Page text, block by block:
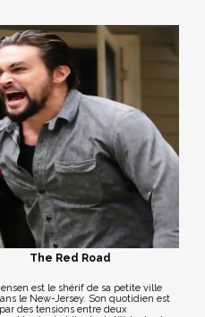
The Red Road
est le shérif de sa petite ville
le New-Jersey. Son quotidien est
des tensions entre deux